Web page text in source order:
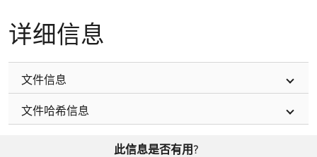
详细信息
文件信息
文件哈希信息
此信息是否有用?